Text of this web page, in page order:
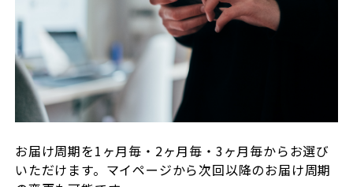
お届け周期を1ヶ月毎・2ヶ月毎・3ヶ月毎からお選び
いただけます。マイページから次回以降のお届け周期